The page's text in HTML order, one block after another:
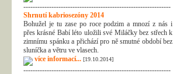
---------------------------------------------------------------
Shrnutí kabriosezóny 2014
Bohužel je tu zase po roce podzim a mnozí z nás i
přes krásné Babí léto uložili své Miláčky bez střech k
zimnímu spánku a přichází pro ně smutné období bez
sluníčka a větru ve vlasech.
více informací... [19.10.2014]
---------------------------------------------------------------